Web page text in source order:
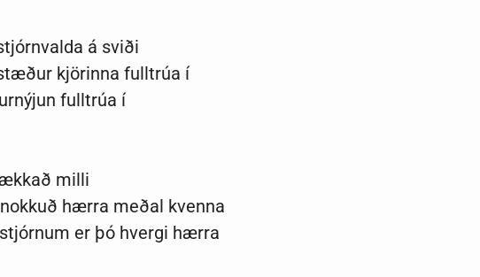
á sviði
kjörinna fulltrúa í
fulltrúa í
milli
hærra meðal kvenna
er þó hvergi hærra